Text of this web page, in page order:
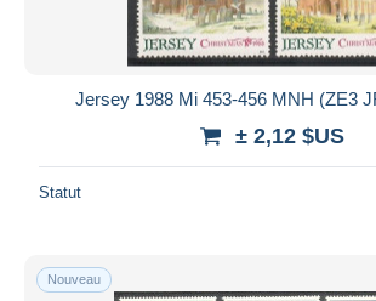
Jersey 1988 Mi 453-456 MNH (ZE3
± 2,12 $US
Statut
Nouveau